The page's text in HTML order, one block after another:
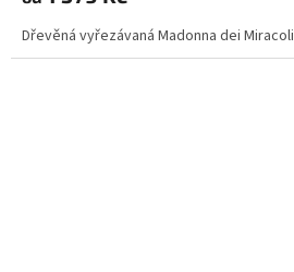
Dřevěná vyřezávaná Madonna dei Miracoli